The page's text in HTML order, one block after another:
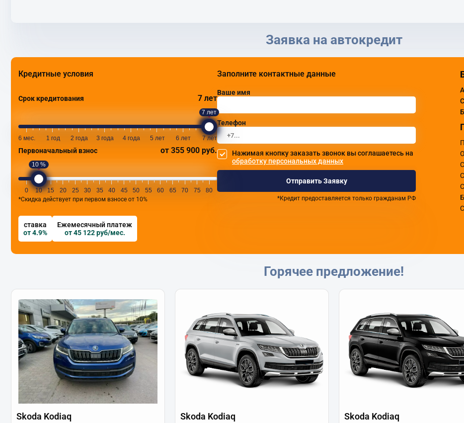
Заявка на автокредит
Кредитные условия
Срок кредитования 7 лет
7 лет
6 мес. 1 год 2 года 3 года 4 года 5 лет 6 лет 7 лет
Первоначальный взнос от 355 900 руб.
10 %
0 10 15 20 25 30 35 40 45 50 55 60 65 70 75
80
*Скидка действует при первом взносе от 10%
ставка
от 4.9%
Ежемесячный платеж
от 45 122 руб/мес.
Заполните контактные данные
Ваше имя
Телефон
Нажимая кнопку заказать звонок вы соглашаетесь на
обработку персональных данных
Отправить Заявку
*Кредит предоставляется только гражданам РФ
Горячее предложение!
Skoda Kodiaq Skoda Kodiaq Skoda Kodiaq